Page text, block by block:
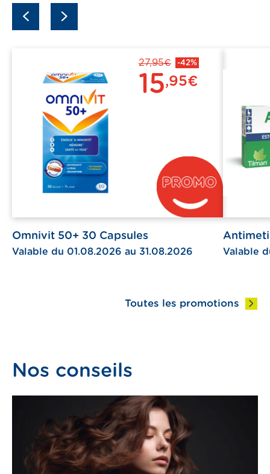
previousnext
27,95€ -42%
15,95€
Omnivit 50+ 30 Capsules
Valable du 01.08.2026 au 31.08.2026 Valable
Toutes les promotions
Nos conseils